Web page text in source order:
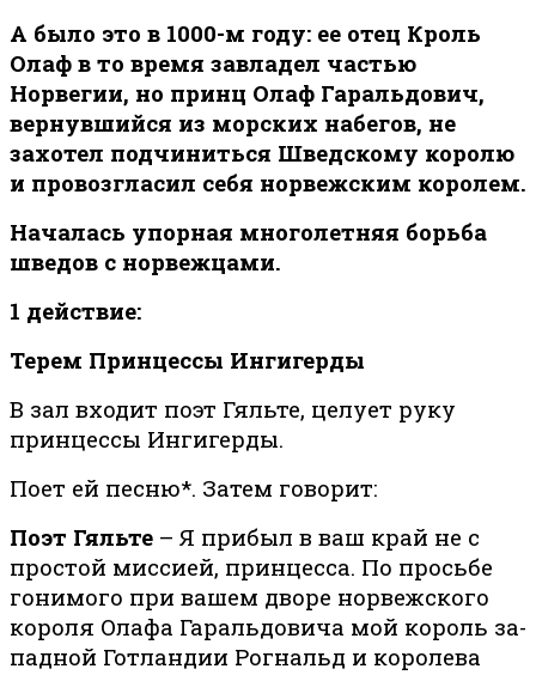
А было это в 1000-м году: ее отец Кроль
Олаф в то время завладел частью
Норвегии, но принц Олаф Гаральдович,
вернувшийся из морских набегов, не
захотел подчиниться Шведскому королю
и провозгласил себя норвежским королем.
На­ча­лась упор­ная мно­го­лет­няя борь­ба
шве­дов с нор­веж­ца­ми.
1 действие:
Терем Принцессы Ингигерды
В зал входит поэт Гяльте, целует руку
принцессы Ингигерды.
Поет ей песню*. Затем говорит:
Поэт Гяльте – Я прибыл в ваш край не с
простой миссией, принцесса. По просьбе
гонимого при вашем дворе норвежского
короля Олафа Гаральдовича мой король за­
пад­ной Гот­лан­дии Рогнальд и королева